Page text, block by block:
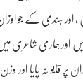
، اور ہندی کے جو
اور ہماری
پر قابو نہ پایا